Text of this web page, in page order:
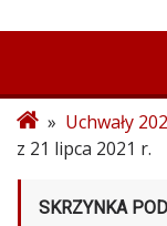
» Uchwały
z 21 lipca 2021 r.
SKRZYNKA